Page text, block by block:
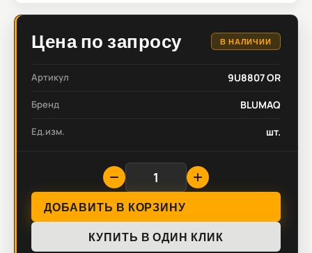
Цена по запросу В НАЛИЧИИ
Артикул 9U8807 OR
Бренд BLUMAQ
Ед.изм. шт.
ДОБАВИТЬ В КОРЗИНУ
КУПИТЬ В ОДИН КЛИК